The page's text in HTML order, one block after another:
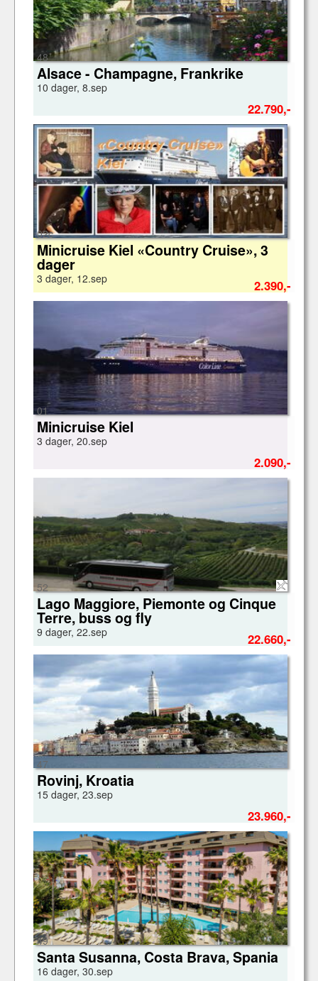
48
Alsace - Champagne, Frankrike
10 dager, 8.sep
22.790,-
02c
Minicruise Kiel «Country Cruise», 3
dager
3 dager, 12.sep 2.390,-
01
Minicruise Kiel
3 dager, 20.sep
2.090,-
52
Lago Maggiore, Piemonte og Cinque
Terre, buss og fly
9 dager, 22.sep 22.660,-
47
Rovinj, Kroatia
15 dager, 23.sep
23.960,-
49
Santa Susanna, Costa Brava, Spania
16 dager, 30.sep